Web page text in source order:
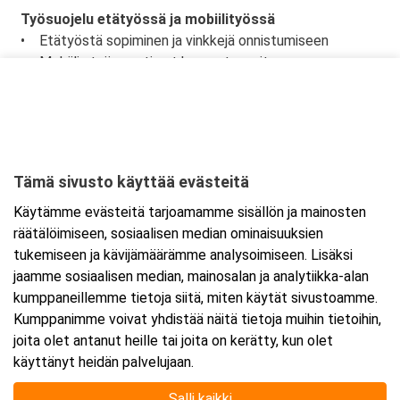
Työsuojelu etätyössä ja mobiilityössä
• Etätyöstä sopiminen ja vinkkejä onnistumiseen
• Mobiilin työn vaatimat kompetenssit
Ajankohta
Alkaa:5.12.2025 08:30
Päättyy:5.12.2025 16:00
Lisää tapahtuma kalenteriisi
Tämä sivusto käyttää evästeitä
Käytämme evästeitä tarjoamamme sisällön ja mainosten
räätälöimiseen, sosiaalisen median ominaisuuksien
tukemiseen ja kävijämäärämme analysoimiseen. Lisäksi
jaamme sosiaalisen median, mainosalan ja analytiikka-alan
kumppaneillemme tietoja siitä, miten käytät sivustoamme.
Kumppanimme voivat yhdistää näitä tietoja muihin tietoihin,
joita olet antanut heille tai joita on kerätty, kun olet
käyttänyt heidän palvelujaan.